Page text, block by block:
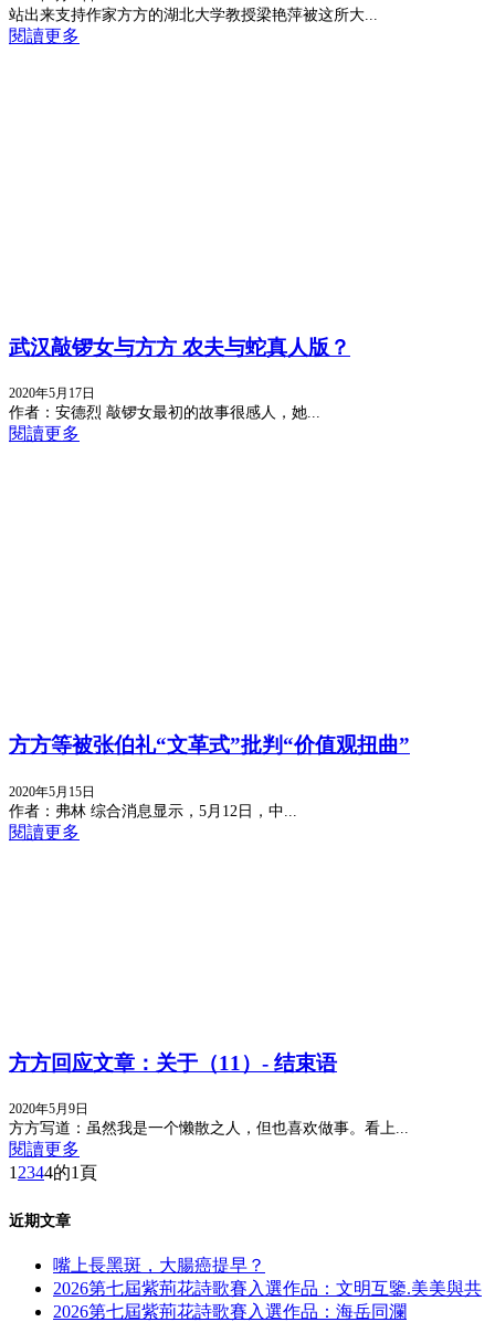
站出来支持作家方方的湖北大学教授梁艳萍被这所大...
閱讀更多
武汉敲锣女与方方 农夫与蛇真人版？
2020年5月17日
作者：安德烈 敲锣女最初的故事很感人，她...
閱讀更多
方方等被张伯礼“文革式”批判“价值观扭曲”
2020年5月15日
作者：弗林 综合消息显示，5月12日，中...
閱讀更多
方方回应文章：关于（11）- 结束语
2020年5月9日
方方写道：虽然我是一个懒散之人，但也喜欢做事。看上...
閱讀更多
1 2344的1頁
近期文章
嘴上長黑斑，大腸癌提早？
2026第七屆紫荊花詩歌賽入選作品：文明互鑒.美美與共
2026第七屆紫荊花詩歌賽入選作品：海岳同瀾